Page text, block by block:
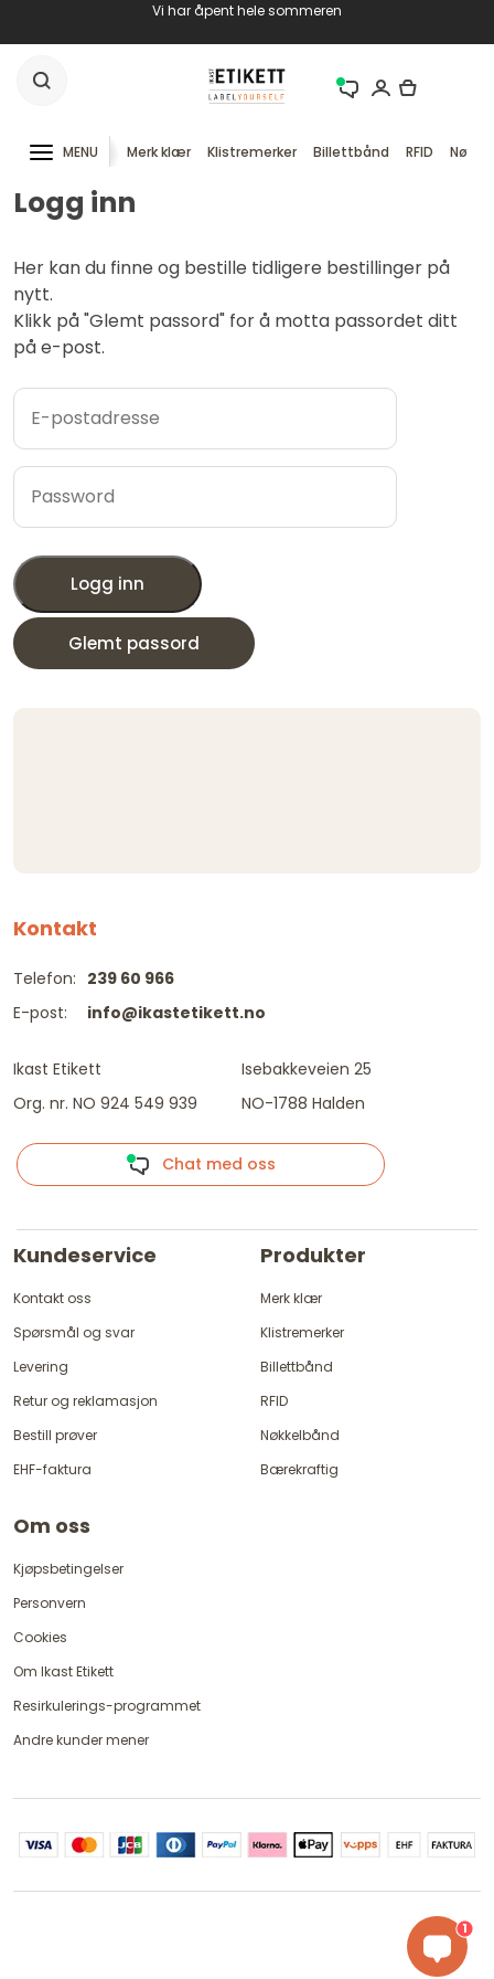
Vi har åpent hele sommeren
MENU Merk klær Klistremerker Billettbånd RFID
Logg inn
Her kan du finne og bestille tidligere bestillinger på
nytt.
Klikk på "Glemt passord" for å motta passordet ditt
på e-post.
Logg inn
Glemt passord
Kontakt
Telefon:
E-post:
239 60 966
info@ikastetikett.no
Ikast Etikett
Org. nr. NO 924 549 939
Isebakkeveien 25
NO-1788 Halden
Chat med oss
Kundeservice
Kontakt oss
Spørsmål og svar
Levering
Retur og reklamasjon
Bestill prøver
EHF-faktura
Produkter
Merk klær
Klistremerker
Billettbånd
RFID
Nøkkelbånd
Bærekraftig
Om oss
Kjøpsbetingelser
Personvern
Cookies
Om Ikast Etikett
Resirkulerings-programmet
Andre kunder mener
1